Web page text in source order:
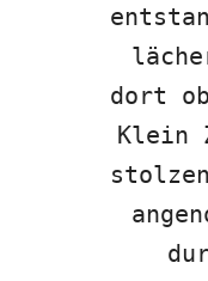
dort
Klein